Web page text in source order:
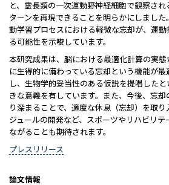
と、霊長類の一次運動野神経細胞で観察さ
ターンを再現できることを明らかにしまし
動学習プロセスにおける軽微な忘却が、運
る可能性を示唆しています。
本研究成果は、脳における最適化計算の実
に生得的に備わっている忘却という機能が
し、生物学的妥当性のある仮説を提唱した
きな意義を有しています。また、今後、忘
り深まることで、適度な休息（忘却）を取
ジュールの開発など、スポーツやリハビリ
ながることも期待されます。
プレスリリース
論文情報